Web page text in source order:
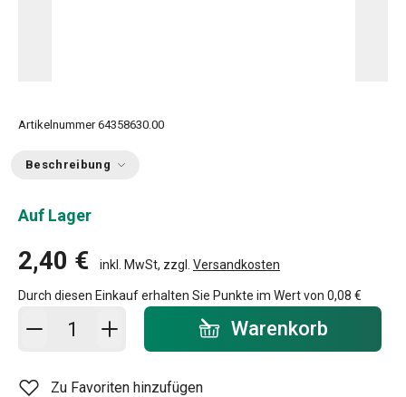
Artikelnummer 64358630.00
Beschreibung
Auf Lager
2,40 € inkl. MwSt, zzgl. Versandkosten
Durch diesen Einkauf erhalten Sie Punkte im Wert von 0,08 €
In den Warenkorb - Menge Warenkorb
Zu Favoriten hinzufügen